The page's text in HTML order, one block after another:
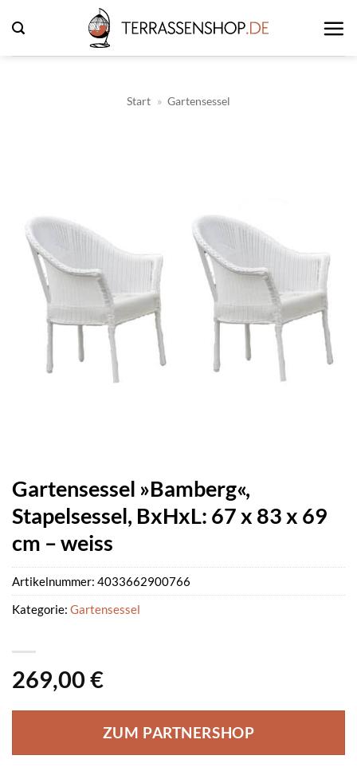
Inhalt
springen
Start » Gartensessel
Gartensessel »Bamberg«,
Stapelsessel, BxHxL: 67 x 83 x 69
cm – weiss
269,00 €
ZUM PARTNERSHOP
Artikelnummer: 4033662900766
Kategorie: Gartensessel